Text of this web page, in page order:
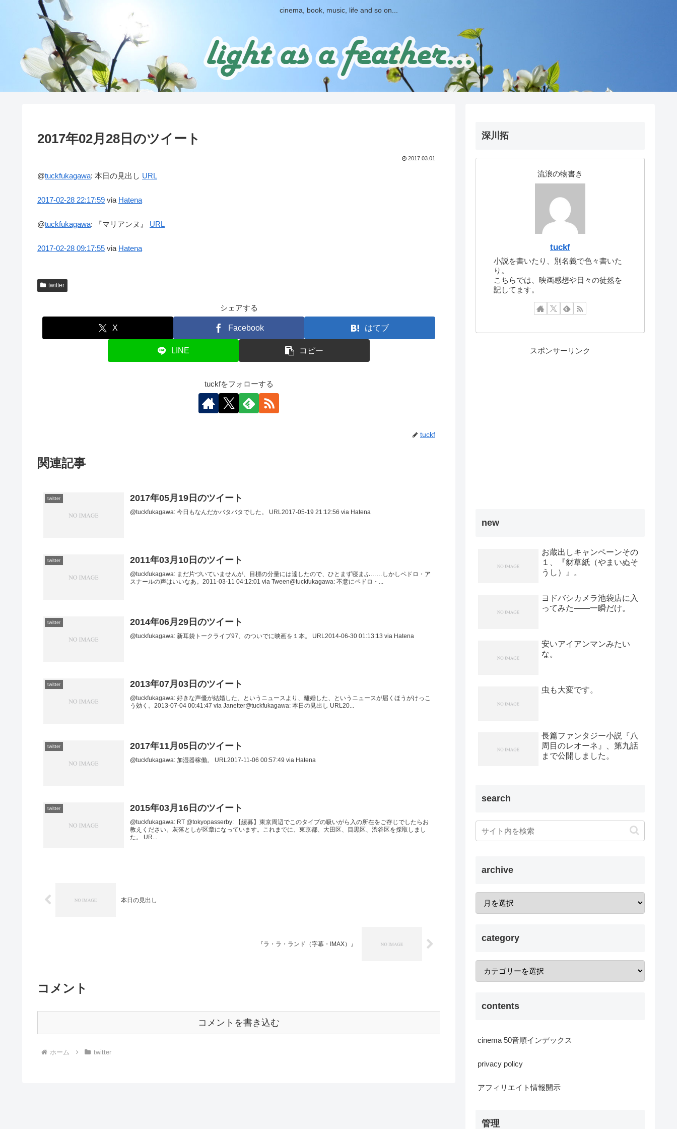
cinema, book, music, life and so on...
2017年02月28日のツイート
2017.03.01
@tuckfukagawa: 本日の見出し URL
2017-02-28 22:17:59 via Hatena
@tuckfukagawa: 『マリアンヌ』 URL
2017-02-28 09:17:55 via Hatena
twitter
シェアする
X Facebook はてブ
LINE コピー
tuckfをフォローする
tuckf
関連記事
twitter 2017年05月19日のツイート
@tuckfukagawa: 今日もなんだかバタバタでした。 URL2017-05-19 21:12:56 via Hatena
twitter 2011年03月10日のツイート
@tuckfukagawa: まだ片づいていませんが、目標の分量には達したので、ひとまず寝まふ……しかしペドロ・ア
スナールの声はいいなあ。2011-03-11 04:12:01 via Tween@tuckfukagawa: 不意にペドロ・...
twitter 2014年06月29日のツイート
@tuckfukagawa: 新耳袋トークライブ97、のついでに映画を１本。 URL2014-06-30 01:13:13 via Hatena
twitter 2013年07月03日のツイート
@tuckfukagawa: 好きな声優が結婚した、というニュースより、離婚した、というニュースが届くほうがけっこ
う効く。2013-07-04 00:41:47 via Janetter@tuckfukagawa: 本日の見出し URL20...
twitter 2017年11月05日のツイート
@tuckfukagawa: 加湿器稼働。 URL2017-11-06 00:57:49 via Hatena
twitter 2015年03月16日のツイート
@tuckfukagawa: RT @tokyopasserby: 【緩募】東京周辺でこのタイプの吸いがら入の所在をご存じでしたらお
教えください。灰落としが区章になっています。これまでに、東京都、大田区、目黒区、渋谷区を採取しまし
た。 UR...
本日の見出し
『ラ・ラ・ランド（字幕・IMAX）』
コメント
コメントを書き込む
ホーム twitter
深川拓
流浪の物書き
tuckf
小説を書いたり、別名義で色々書いた
り。
こちらでは、映画感想や日々の徒然を
記してます。
スポンサーリンク
new
お蔵出しキャンペーンその
１、『豺草紙（やまいぬそ
うし）』。
ヨドバシカメラ池袋店に入
ってみた――一瞬だけ。
安いアイアンマンみたい
な。
虫も大変です。
長篇ファンタジー小説『八
周目のレオーネ』、第九話
まで公開しました。
search
archive
category
contents
cinema 50音順インデックス
privacy policy
アフィリエイト情報開示
管理